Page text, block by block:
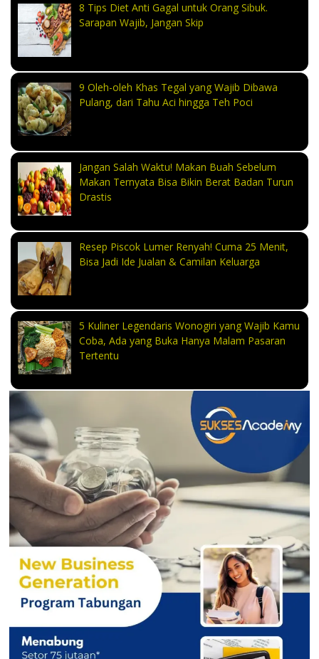
8 Tips Diet Anti Gagal untuk Orang Sibuk.
Sarapan Wajib, Jangan Skip
9 Oleh-oleh Khas Tegal yang Wajib Dibawa
Pulang, dari Tahu Aci hingga Teh Poci
Jangan Salah Waktu! Makan Buah Sebelum
Makan Ternyata Bisa Bikin Berat Badan Turun
Drastis
Resep Piscok Lumer Renyah! Cuma 25 Menit,
Bisa Jadi Ide Jualan & Camilan Keluarga
5 Kuliner Legendaris Wonogiri yang Wajib Kamu
Coba, Ada yang Buka Hanya Malam Pasaran
Tertentu